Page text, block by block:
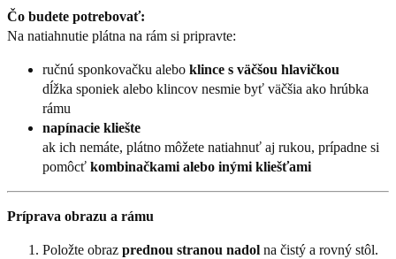
Čo budete potrebovať:
Na natiahnutie plátna na rám si pripravte:
ručnú sponkovačku alebo klince s väčšou hlavičkou
dĺžka sponiek alebo klincov nesmie byť väčšia ako hrúbka
rámu
napínacie kliešte
ak ich nemáte, plátno môžete natiahnuť aj rukou, prípadne si
pomôcť kombinačkami alebo inými kliešťami
Príprava obrazu a rámu
Položte obraz prednou stranou nadol na čistý a rovný stôl.